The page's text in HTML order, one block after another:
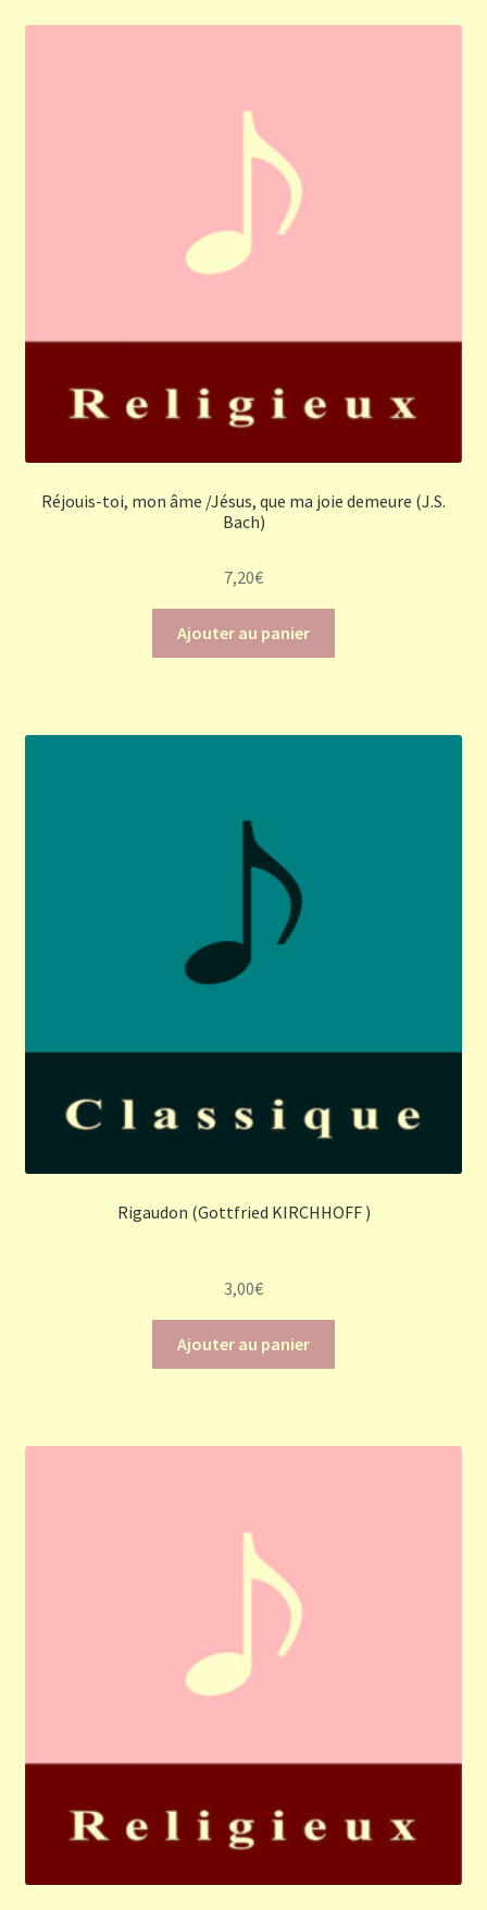
Réjouis-toi, mon âme /Jésus, que ma joie demeure (J.S.
Bach)
7,20€
Ajouter au panier
Rigaudon (Gottfried KIRCHHOFF )
3,00€
Ajouter au panier